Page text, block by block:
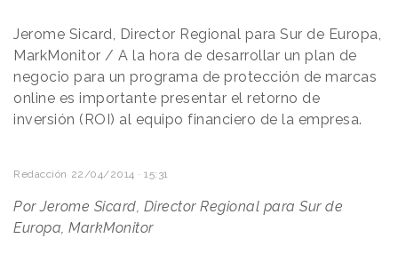
Jerome Sicard, Director Regional para Sur de Europa,
MarkMonitor / A la hora de desarrollar un plan de
negocio para un programa de protección de marcas
online es importante presentar el retorno de
inversión (ROI) al equipo financiero de la empresa.
Redacción 22/04/2014 · 15:31
Por Jerome Sicard, Director Regional para Sur de
Europa, MarkMonitor